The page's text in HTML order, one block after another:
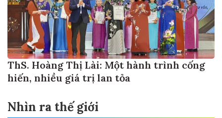
ThS. Hoàng Thị Lài: Một hành trình cống
hiến, nhiều giá trị lan tỏa
Nhìn ra thế giới